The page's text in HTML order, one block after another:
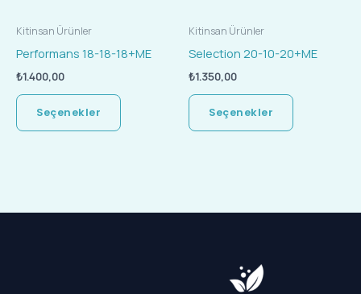
Kitinsan Ürünler
Performans 18-18-18+ME
₺1.400,00
Seçenekler
Kitinsan Ürünler
Selection 20-10-20+ME
₺1.350,00
Seçenekler